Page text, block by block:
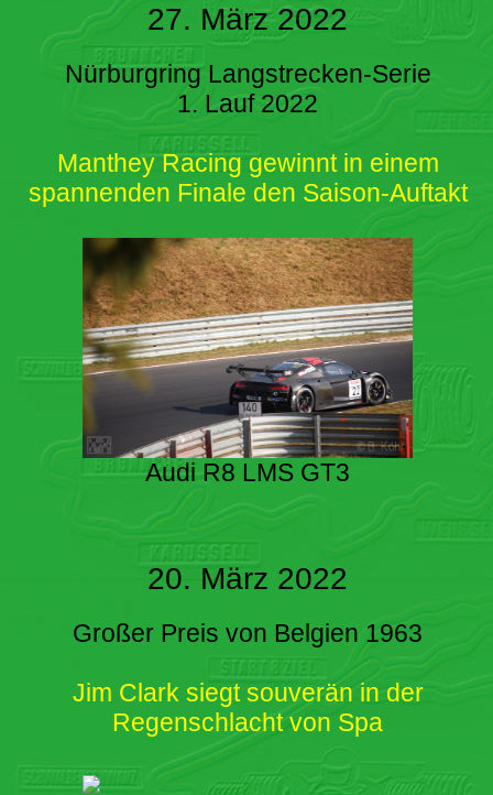
27. März 2022
Nürburgring Langstrecken-Serie
1. Lauf 2022
Manthey Racing gewinnt in einem
spannenden Finale den Saison-Auftakt
Audi R8 LMS GT3
20. März 2022
Großer Preis von Belgien 1963
Jim Clark siegt souverän in der
Regenschlacht von Spa